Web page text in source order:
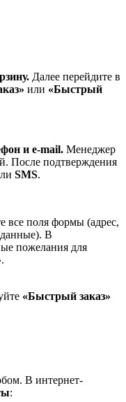
Далее перейдите в
или «Быстрый
и e-mail. Менеджер
После подтверждения
SMS.
все поля формы (адрес,
данные). В
пожелания для
.
«Быстрый заказ»
В интернет-
: